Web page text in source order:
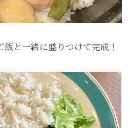
と一緒に盛りつけて完成！